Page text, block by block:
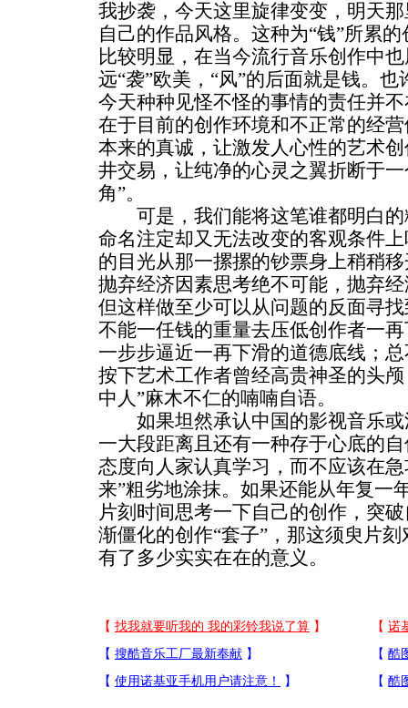
我抄袭，今天这里旋律变变，明天
自己的作品风格。这种为“钱”所累
比较明显，在当今流行音乐创作中
远“袭”欧美，“风”的后面就是钱。
今天种种见怪不怪的事情的责任并
在于目前的创作环境和不正常的经
本来的真诚，让激发人心性的艺术
井交易，让纯净的心灵之翼折断于
角”。
可是，我们能将这笔谁都明白的
命名注定却又无法改变的客观条件
的目光从那一摞摞的钞票身上稍稍
抛弃经济因素思考绝不可能，抛弃
但这样做至少可以从问题的反面寻
不能一任钱的重量去压低创作者一
一步步逼近一再下滑的道德底线；
按下艺术工作者曾经高贵神圣的头
中人”麻木不仁的喃喃自语。
如果坦然承认中国的影视音乐或
一大段距离且还有一种存于心底的
态度向人家认真学习，而不应该在
来”粗劣地涂抹。如果还能从年复一
片刻时间思考一下自己的创作，突
渐僵化的创作“套子”，那这须臾片
有了多少实实在在的意义。